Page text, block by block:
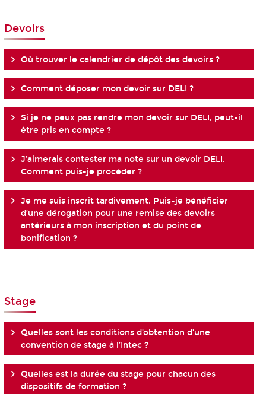
Devoirs
Où trouver le calendrier de dépôt des devoirs ?
Comment déposer mon devoir sur DELI ?
Si je ne peux pas rendre mon devoir sur DELI, peut-il
être pris en compte ?
J’aimerais contester ma note sur un devoir DELI.
Comment puis-je procéder ?
Je me suis inscrit tardivement. Puis-je bénéficier
d’une dérogation pour une remise des devoirs
antérieurs à mon inscription et du point de
bonification ?
Stage
Quelles sont les conditions d’obtention d’une
convention de stage à l’Intec ?
Quelles est la durée du stage pour chacun des
dispositifs de formation ?